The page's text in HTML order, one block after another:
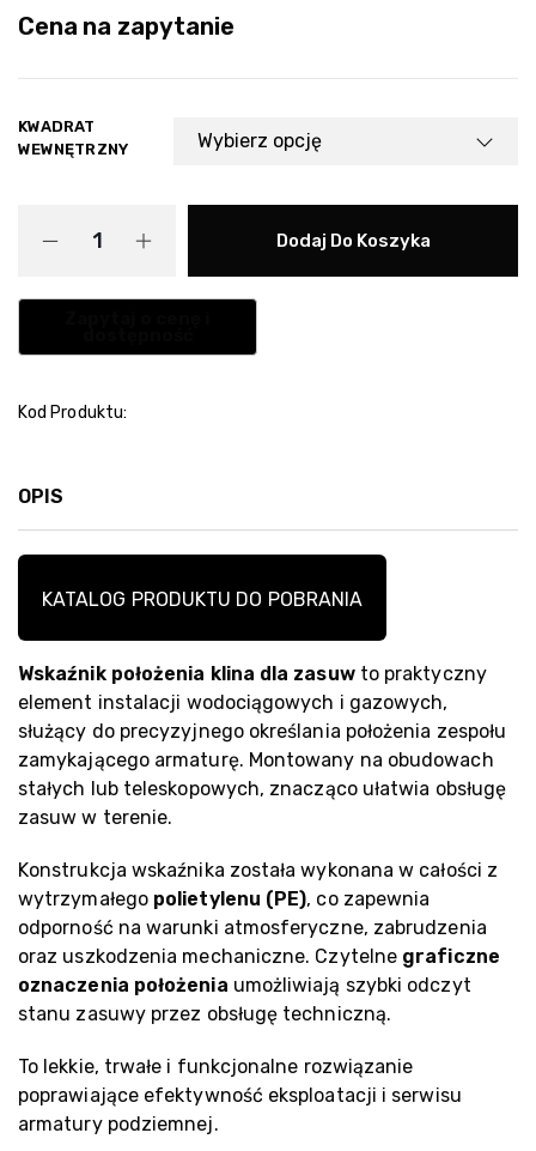
Cena na zapytanie
KWADRAT
WEWNĘTRZNY
Dodaj Do Koszyka
Kod Produktu:
OPIS
KATALOG PRODUKTU DO POBRANIA
Wskaźnik położenia klina dla zasuwto praktyczny
element instalacji wodociągowych i gazowych,
służący do precyzyjnego określania położenia zespołu
zamykającego armaturę. Montowany na obudowach
stałych lub teleskopowych, znacząco ułatwia obsługę
zasuw w terenie.
Konstrukcja wskaźnika została wykonana w całości z
wytrzymałego polietylenu (PE), co zapewnia
odporność na warunki atmosferyczne, zabrudzenia
oraz uszkodzenia mechaniczne. Czytelne graficzne
oznaczenia położenia umożliwiają szybki odczyt
stanu zasuwy przez obsługę techniczną.
To lekkie, trwałe i funkcjonalne rozwiązanie
poprawiające efektywność eksploatacji i serwisu
armatury podziemnej.